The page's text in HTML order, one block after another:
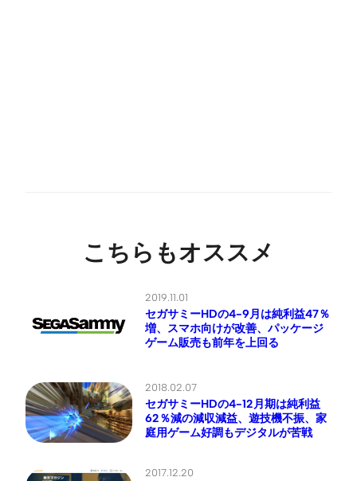
こちらもオススメ
2019.11.01
セガサミーHDの4-9月は純利益47％
増、スマホ向けが改善、パッケージ
ゲーム販売も前年を上回る
2018.02.07
セガサミーHDの4-12月期は純利益
62％減の減収減益、遊技機不振、家
庭用ゲーム好調もデジタルが苦戦
2017.12.20